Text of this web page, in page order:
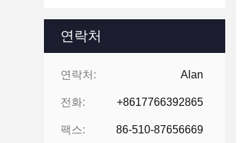
연락처
연락처: Alan
전화: +8617766392865
팩스: 86-510-87656669